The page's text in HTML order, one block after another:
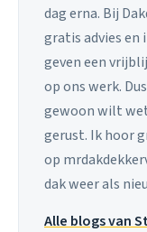
dag erna. Bij
gratis advies en
geven een
op ons werk.
gewoon wilt
gerust. Ik hoor
op
dak weer als
Alle blogs van